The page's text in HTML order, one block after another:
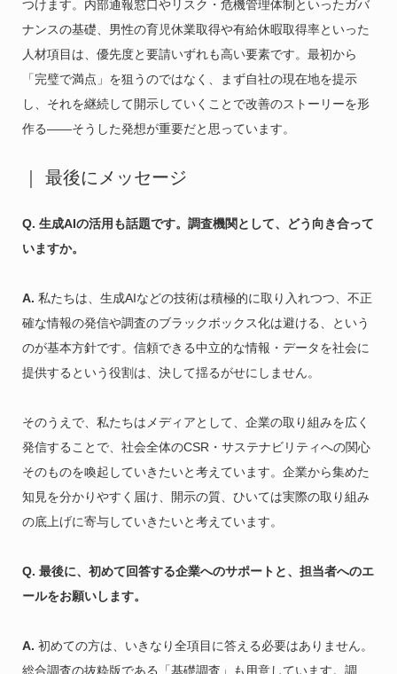
つけます。内部通報窓口やリスク・危機管理体制といったガバ
ナンスの基礎、男性の育児休業取得や有給休暇取得率といった
人材項目は、優先度と要請いずれも高い要素です。最初から
「完璧で満点」を狙うのではなく、まず自社の現在地を提示
し、それを継続して開示していくことで改善のストーリーを形
作る——そうした発想が重要だと思っています。
｜ 最後にメッセージ
Q. 生成AIの活用も話題です。調査機関として、どう向き合って
いますか。
A. 私たちは、生成AIなどの技術は積極的に取り入れつつ、不正
確な情報の発信や調査のブラックボックス化は避ける、という
のが基本方針です。信頼できる中立的な情報・データを社会に
提供するという役割は、決して揺るがせにしません。
そのうえで、私たちはメディアとして、企業の取り組みを広く
発信することで、社会全体のCSR・サステナビリティへの関心
そのものを喚起していきたいと考えています。企業から集めた
知見を分かりやすく届け、開示の質、ひいては実際の取り組み
の底上げに寄与していきたいと考えています。
Q. 最後に、初めて回答する企業へのサポートと、担当者へのエ
ールをお願いします。
A. 初めての方は、いきなり全項目に答える必要はありません。
総合調査の抜粋版である「基礎調査」も用意しています。調